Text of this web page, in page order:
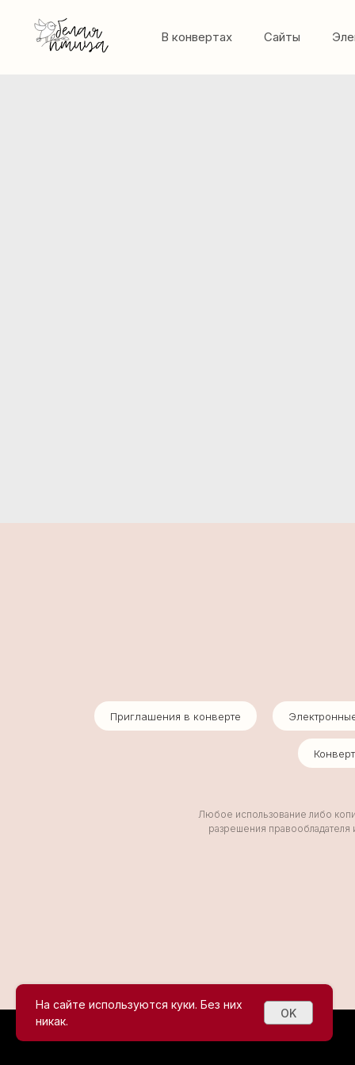
В конвертах Сайты
Приглашения в конверте
Любое использование либо
разрешения
На сайте используются куки. Без них
никак.
OK